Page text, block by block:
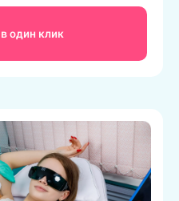
один клик